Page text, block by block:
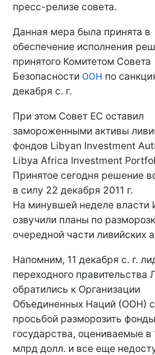
пресс-релизе совета.
Данная мера была принята в
обеспечение исполнения
принятого Комитетом Совета
Безопасности ООН по
декабря с. г.
При этом Совет ЕС оставил
замороженными активы
фондов Libyan Investment
Libya Africa Investment
Принятое сегодня решение
в силу 22 декабря 2011 г.
На минувшей неделе власти
озвучили планы по
очередной части ливийских
Напомним, 11 декабря с. г.
переходного правительства
обратились к Организации
Объединенных Наций (ООН) с
просьбой разморозить фонды
государства, оцениваемые в
млрд долл. и все еще